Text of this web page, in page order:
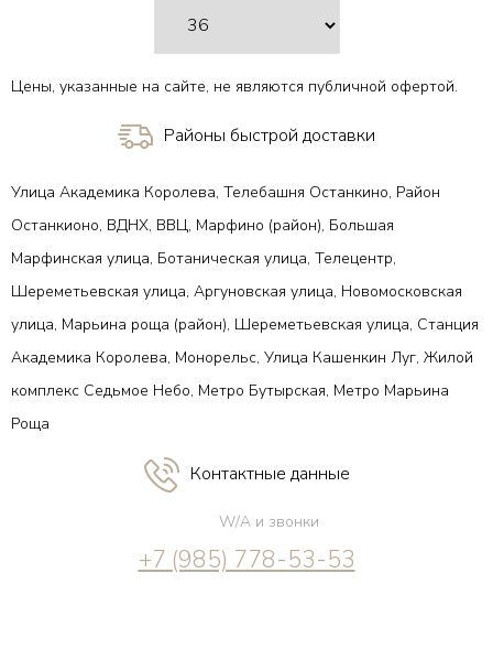
Цены, указанные на сайте, не являются публичной офертой.
Районы быстрой доставки
Улица Академика Королева, Телебашня Останкино, Район
Останкионо, ВДНХ, ВВЦ, Марфино (район), Большая
Марфинская улица, Ботаническая улица, Телецентр,
Шереметьевская улица, Аргуновская улица, Новомосковская
улица, Марьина роща (район), Шереметьевская улица, Станция
Академика Королева, Монорельс, Улица Кашенкин Луг, Жилой
комплекс Седьмое Небо, Метро Бутырская, Метро Марьина
Роща
Контактные данные
W/A и звонки
+7 (985) 778-53-53